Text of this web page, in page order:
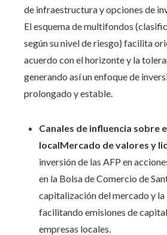
de infraestructura y opciones de
El esquema de multifondos
según su nivel de riesgo) facilita
acuerdo con el horizonte y la
generando así un enfoque de
prolongado y estable.
Canales de influencia sobre
localMercado de valores y
inversión de las AFP en
en la Bolsa de Comercio de
capitalización del mercado y la
facilitando emisiones de
empresas locales.